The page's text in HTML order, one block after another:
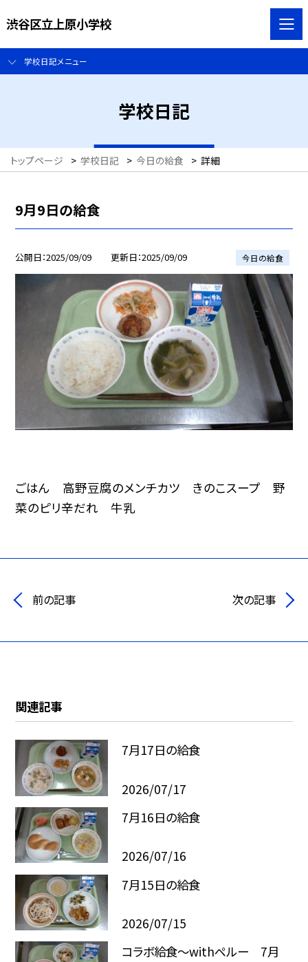
渋谷区立上原小学校
学校日記メニュー
学校日記
トップページ > 学校日記 > 今日の給食 > 詳細
9月9日の給食
公開日 2025/09/09 更新日 2025/09/09 今日の給食
ごはん 高野豆腐のメンチカツ きのこスープ 野
菜のピリ辛だれ 牛乳
前の記事 次の記事
関連記事
7月17日の給食
2026/07/17
7月16日の給食
2026/07/16
7月15日の給食
2026/07/15
コラボ給食～withペルー 7月